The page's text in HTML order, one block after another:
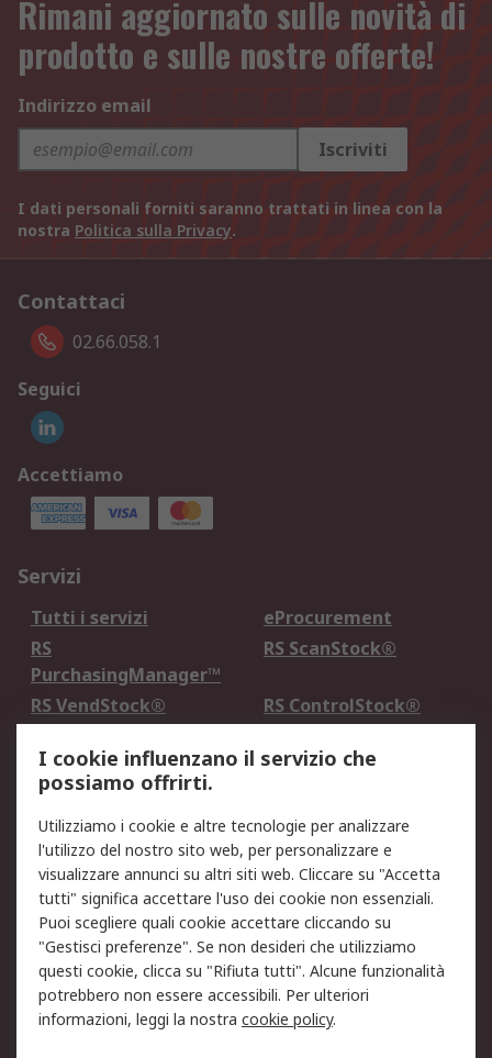
Rimani aggiornato sulle novità di
prodotto e sulle nostre offerte!
Indirizzo email
Iscriviti
I dati personali forniti saranno trattati in linea con la
nostra Politica sulla Privacy.
Contattaci
02.66.058.1
Seguici
Accettiamo
Servizi
Tutti i servizi
eProcurement
RS
PurchasingManager™
RS ScanStock®
RS VendStock®
RS ControlStock®
Legale
Informativa Cookie
Informativa Privacy -
Aggiornata
Email Security
Termini d'uso
Condizioni di vendita
Condizioni generali di
servizio
Etica e responsabilità
Chi Siamo
I cookie influenzano il servizio che
possiamo offrirti.
Utilizziamo i cookie e altre tecnologie per analizzare
l'utilizzo del nostro sito web, per personalizzare e
visualizzare annunci su altri siti web. Cliccare su "Accetta
tutti" significa accettare l'uso dei cookie non essenziali.
Puoi scegliere quali cookie accettare cliccando su
"Gestisci preferenze". Se non desideri che utilizziamo
questi cookie, clicca su "Rifiuta tutti". Alcune funzionalità
potrebbero non essere accessibili. Per ulteriori
informazioni, leggi la nostra cookie policy.